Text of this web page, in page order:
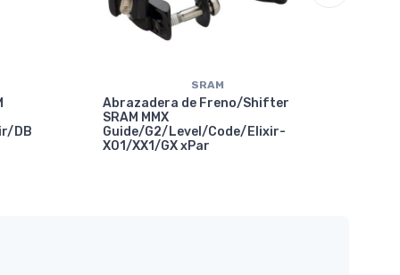
DB
SRAM
Abrazadera de Freno/Shifter
SRAM MMX
Guide/G2/Level/Code/Elixir-
X01/XX1/GX xPar